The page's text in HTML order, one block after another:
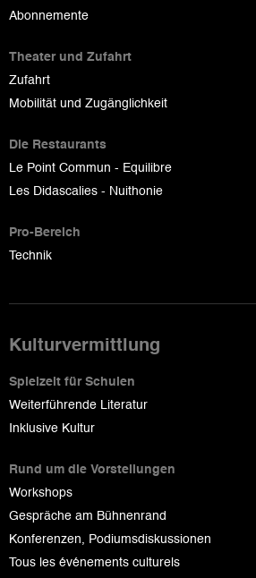
Abonnemente
Theater und Zufahrt
Zufahrt
Mobilität und Zugänglichkeit
Die Restaurants
Le Point Commun - Equilibre
Les Didascalies - Nuithonie
Pro-Bereich
Technik
Kulturvermittlung
Spielzeit für Schulen
Weiterführende Literatur
Inklusive Kultur
Rund um die Vorstellungen
Workshops
Gespräche am Bühnenrand
Konferenzen, Podiumsdiskussionen
Tous les événements culturels